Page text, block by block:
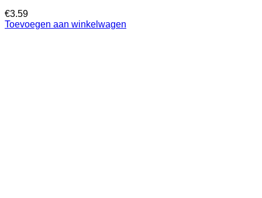
€3.59
Toevoegen aan winkelwagen